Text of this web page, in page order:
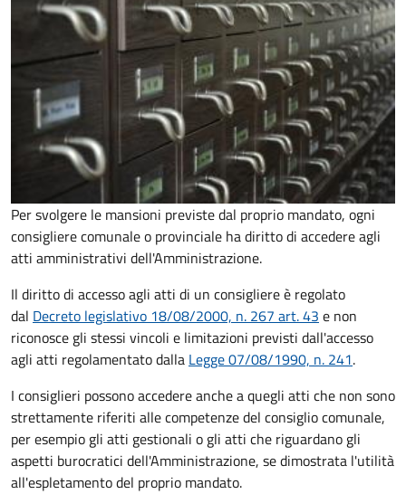
Per svolgere le mansioni previste dal proprio mandato, ogni
consigliere comunale o provinciale ha diritto di accedere agli
atti amministrativi dell'Amministrazione.
Il diritto di accesso agli atti di un consigliere è regolato
dal Decreto legislativo 18/08/2000, n. 267 art. 43 e non
riconosce gli stessi vincoli e limitazioni previsti dall'accesso
agli atti regolamentato dalla Legge 07/08/1990, n. 241.
I consiglieri possono accedere anche a quegli atti che non sono
strettamente riferiti alle competenze del consiglio comunale,
per esempio gli atti gestionali o gli atti che riguardano gli
aspetti burocratici dell'Amministrazione, se dimostrata l'utilità
all'espletamento del proprio mandato.